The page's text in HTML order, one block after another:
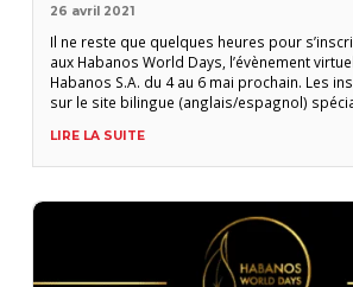
26 avril 2021
Il ne reste que quelques heures pour
aux Habanos World Days, l’évènement
Habanos S.A. du 4 au 6 mai prochain. Les
sur le site bilingue (anglais/espagnol)
https://www.habanosworlddays.com. Le
aussi disponible en ligne. Il est composé de
LIRE LA SUITE